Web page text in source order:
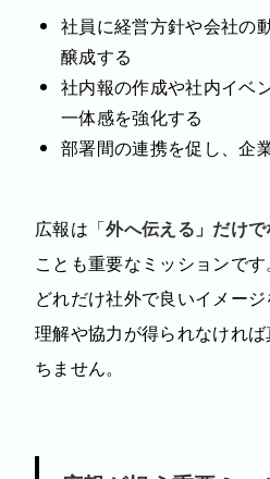
社員に経営方針や会社の
醸成する
社内報の作成や社内イベ
一体感を強化する
部署間の連携を促し、企
広報は「外へ伝える」だけで
ことも重要なミッションです。
どれだけ社外で良いイメー
理解や協力が得られなけれ
ちません。